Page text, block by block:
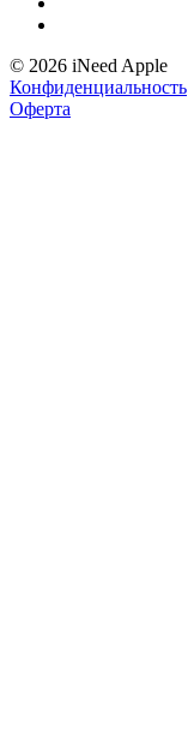
© 2026 iNeed Apple
Конфиденциальность
Оферта